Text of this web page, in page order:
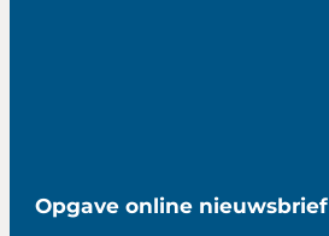
Opgave online nieuwsbrief